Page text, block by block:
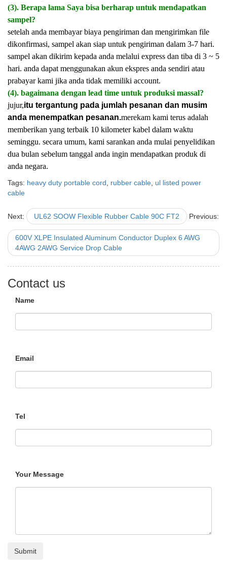
(3). Berapa lama Saya bisa berharap untuk mendapatkan
sampel?
setelah anda membayar biaya pengiriman dan mengirimkan file
dikonfirmasi, sampel akan siap untuk pengiriman dalam 3-7 hari.
sampel akan dikirim kepada anda melalui express dan tiba di 3 ~ 5
hari. anda dapat menggunakan akun ekspres anda sendiri atau
prabayar kami jika anda tidak memiliki account.
(4). bagaimana dengan lead time untuk produksi massal?
jujur,itu tergantung pada jumlah pesanan dan musim
anda menempatkan pesanan.merekam kami terus adalah
memberikan yang terbaik 10 kilometer kabel dalam waktu
seminggu. secara umum, kami sarankan anda mulai penyelidikan
dua bulan sebelum tanggal anda ingin mendapatkan produk di
anda negara.
Tags: heavy duty portable cord rubber cable ul listed power
cable
Next: UL62 SOOW Flexible Rubber Cable 90C FT2 Previous:
600V XLPE Insulated Aluminum Conductor Duplex 6 AWG
4AWG 2AWG Service Drop Cable
Contact us
Name
Email
Tel
Your Message